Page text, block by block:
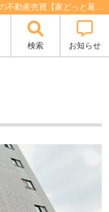
検索 お知らせ